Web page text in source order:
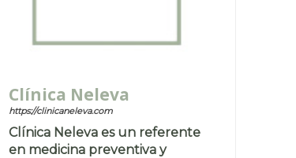
Clínica Neleva
https://clinicaneleva.com
Clínica Neleva es un referente
en medicina preventiva y